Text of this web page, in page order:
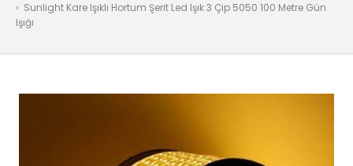
Sunlight Kare Işıklı Hortum Şerit Led Işık 3 Çip 5050 100 Metre Gün
Işığı